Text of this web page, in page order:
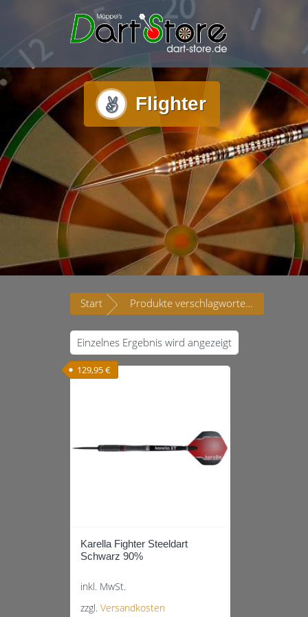
Flighter
Start Produkte verschlagwortet mit „Flighter“
Einzelnes Ergebnis wird angezeigt
Karella Fighter Steeldart
Schwarz 90%
129,95€
inkl. MwSt.
zzgl. Versandkosten